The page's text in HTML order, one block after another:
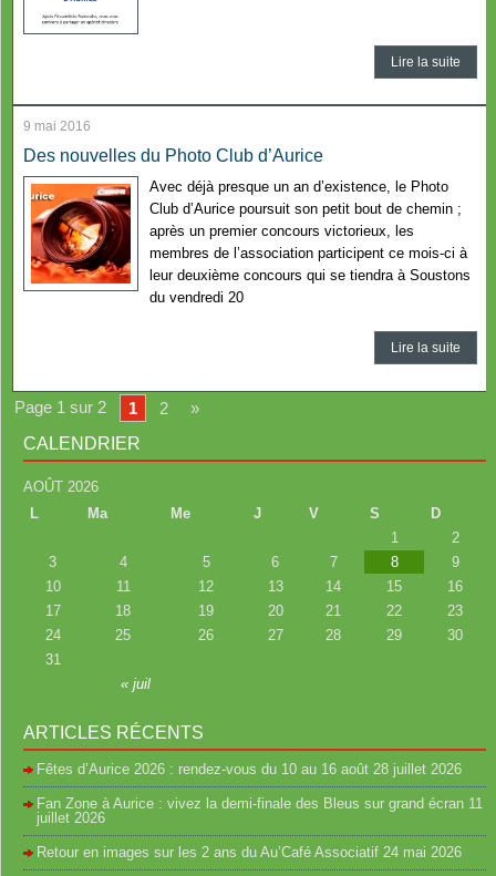
Lire la suite
9 mai 2016
Des nouvelles du Photo Club d’Aurice
Avec déjà presque un an d’existence, le Photo
Club d’Aurice poursuit son petit bout de chemin ;
après un premier concours victorieux, les
membres de l’association participent ce mois-ci à
leur deuxième concours qui se tiendra à Soustons
du vendredi 20
Lire la suite
Page 1 sur 2 1 2
»
CALENDRIER
AOÛT 2026
L
Ma Me J V S D
« juil
1
2
3
4 5 6 7 8
9
10
11 12 13 14 15
16
17
18 19 20 21 22
23
24
25 26 27 28 29
30
31
ARTICLES RÉCENTS
Fêtes d’Aurice 2026 : rendez-vous du 10 au 16 août 28 juillet 2026
Fan Zone à Aurice : vivez la demi-finale des Bleus sur grand écran 11
juillet 2026
Retour en images sur les 2 ans du Au’Café Associatif 24 mai 2026